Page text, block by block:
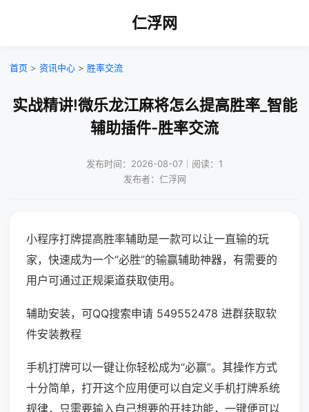
仁浮网
首页 > 资讯中心 > 胜率交流
实战精讲!微乐龙江麻将怎么提高胜率_智能
辅助插件-胜率交流
发布时间：2026-08-07｜阅读：1
发布者：仁浮网
小程序打牌提高胜率辅助是一款可以让一直输的玩
家，快速成为一个“必胜”的输赢辅助神器，有需要的
用户可通过正规渠道获取使用。
辅助安装，可QQ搜索申请 549552478 进群获取软
件安装教程
手机打牌可以一键让你轻松成为“必赢”。其操作方式
十分简单，打开这个应用便可以自定义手机打牌系统
规律，只需要输入自己想要的开挂功能，一键便可以